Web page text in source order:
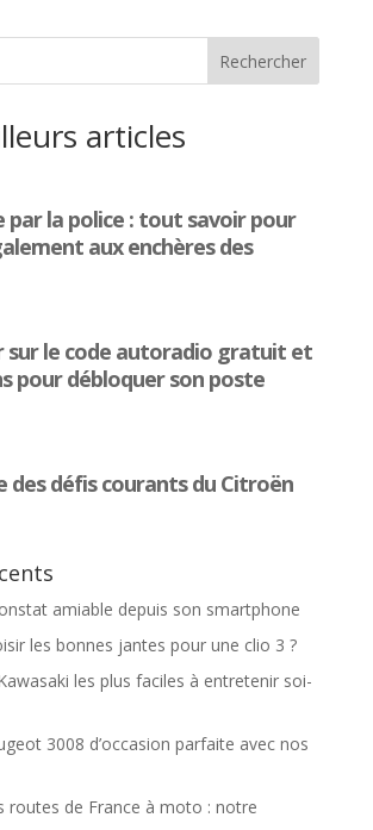
articles
amiable depuis son smartphone
les bonnes jantes pour une clio 3 ?
les plus faciles à entretenir soi-
3008 d’occasion parfaite avec nos
routes de France à moto : notre